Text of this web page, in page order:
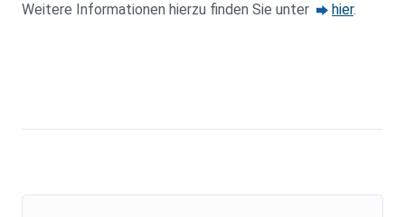
Weitere Informationen hierzu finden Sie unter hier.